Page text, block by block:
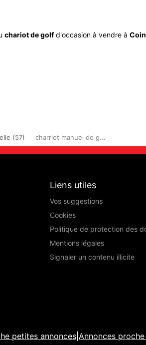
chariot de golfd'occasion à vendre à
(57) charriot manuel de g...
Liens utiles
Vos suggestions
Cookies
Politique de protection des
Mentions légales
Signaler un contenu illicite
petites annonces Annonces